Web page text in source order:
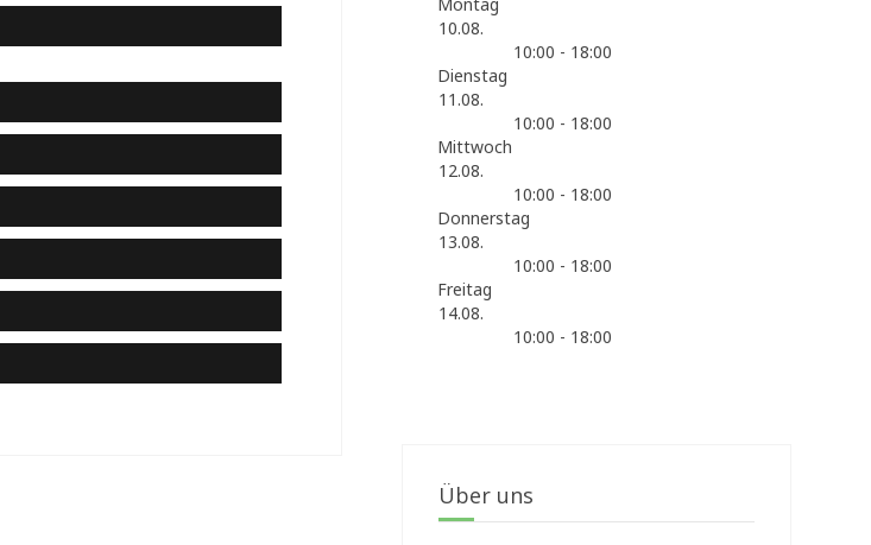
10.08.
10:00 - 18:00
Dienstag
11.08.
10:00 - 18:00
Mittwoch
12.08.
10:00 - 18:00
Donnerstag
13.08.
10:00 - 18:00
Freitag
14.08.
10:00 - 18:00
Über uns